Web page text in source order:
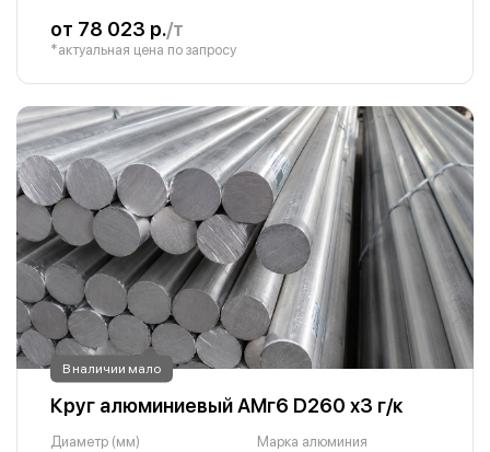
от 78 023 р./т
*актуальная цена по запросу
В наличии мало
Круг алюминиевый АМг6 D260 х3 г/к
Диаметр (мм)
Марка алюминия